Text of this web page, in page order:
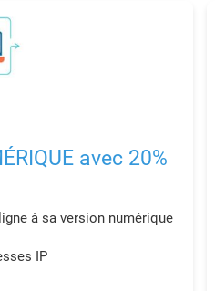
avec 20%
à sa version numérique
IP